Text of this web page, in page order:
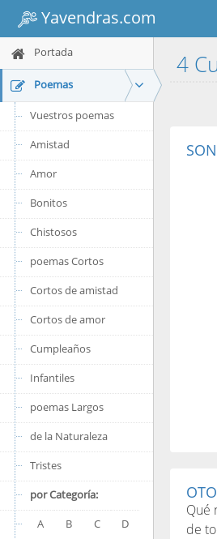
Yavendras.com
Portada
Poemas
Vuestros poemas
Amistad
Amor
Bonitos
Chistosos
poemas Cortos
Cortos de amistad
Cortos de amor
Cumpleaños
Infantiles
poemas Largos
de la Naturaleza
Tristes
por Categoría:
A
B C
D
4
Qué
de